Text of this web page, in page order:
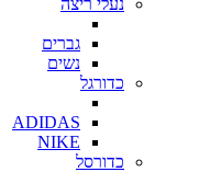
גברים
נשים
כדורגל
ADIDAS
NIKE
כדורסל